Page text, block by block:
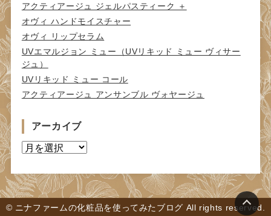
アクティアージュ ジェルパスティーク ＋
オヴィ ハンドモイスチャー
オヴィ リップセラム
UVエマルジョン ミュー（UVリキッド ミュー ヴィサー
ジュ）
UVリキッド ミュー コール
アクティアージュ アンサンブル ヴォヤージュ
アーカイブ
ア
カ
イ
ブ
© ニナファームの化粧品を使ってみたブログ All rights reserved.